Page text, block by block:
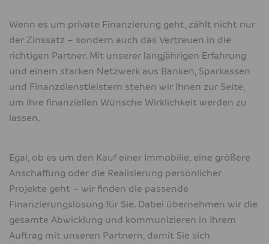
Wenn es um private Finanzierung geht, zählt nicht nur
der Zinssatz – sondern auch das Vertrauen in die
richtigen Partner. Mit unserer langjährigen Erfahrung
und einem starken Netzwerk aus Banken, Sparkassen
und Finanzdienstleistern stehen wir Ihnen zur Seite,
um Ihre finanziellen Wünsche Wirklichkeit werden zu
lassen.
Egal, ob es um den Kauf einer Immobilie, eine größere
Anschaffung oder die Realisierung persönlicher
Projekte geht – wir finden die passende
Finanzierungslösung für Sie. Dabei übernehmen wir die
gesamte Abwicklung und kommunizieren in Ihrem
Auftrag mit unseren Partnern, damit Sie sich